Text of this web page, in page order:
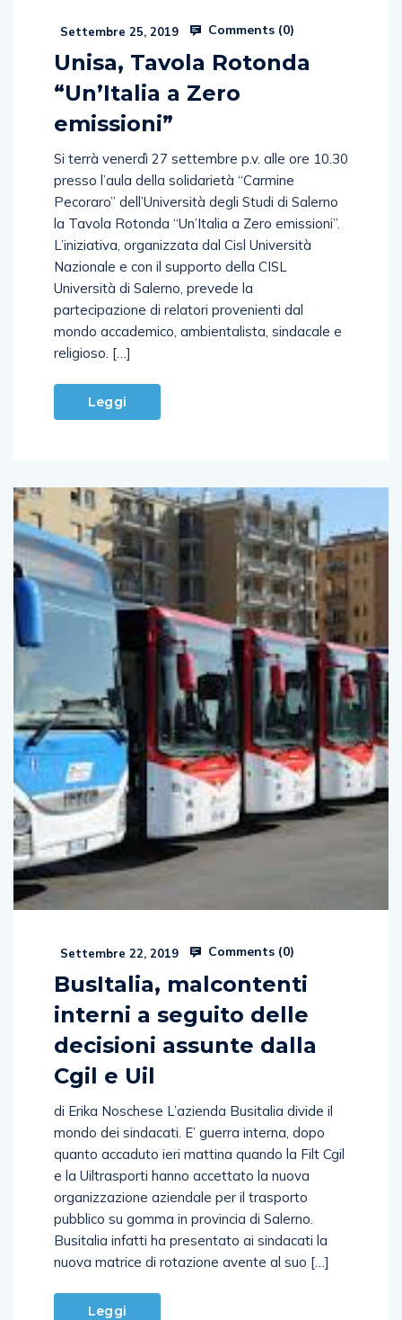
Settembre 25, 2019 Comments (0)
Unisa, Tavola Rotonda
“Un’Italia a Zero
emissioni”
Si terrà venerdì 27 settembre p.v. alle ore 10.30
presso l’aula della solidarietà “Carmine
Pecoraro” dell’Università degli Studi di Salerno
la Tavola Rotonda “Un’Italia a Zero emissioni”.
L’iniziativa, organizzata dal Cisl Università
Nazionale e con il supporto della CISL
Università di Salerno, prevede la
partecipazione di relatori provenienti dal
mondo accademico, ambientalista, sindacale e
religioso. […]
Leggi
Settembre 22, 2019 Comments (0)
BusItalia, malcontenti
interni a seguito delle
decisioni assunte dalla
Cgil e Uil
di Erika Noschese L’azienda Busitalia divide il
mondo dei sindacati. E’ guerra interna, dopo
quanto accaduto ieri mattina quando la Filt Cgil
e la Uiltrasporti hanno accettato la nuova
organizzazione aziendale per il trasporto
pubblico su gomma in provincia di Salerno.
Busitalia infatti ha presentato ai sindacati la
nuova matrice di rotazione avente al suo […]
Leggi